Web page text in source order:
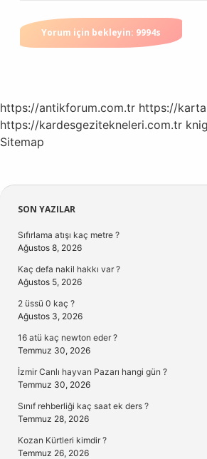
https://antikforum.com.tr https://
https://kardesgezitekneleri.com.tr
Sitemap
Sidebar
SON YAZILAR
Sıfırlama atışı kaç metre ?
Ağustos 8, 2026
Kaç defa nakil hakkı var ?
Ağustos 5, 2026
2 üssü 0 kaç ?
Ağustos 3, 2026
16 atü kaç newton eder ?
Temmuz 30, 2026
İzmir Canlı hayvan Pazarı hangi gün ?
Temmuz 30, 2026
Sınıf rehberliği kaç saat ek ders ?
Temmuz 28, 2026
Kozan Kürtleri kimdir ?
Temmuz 26, 2026